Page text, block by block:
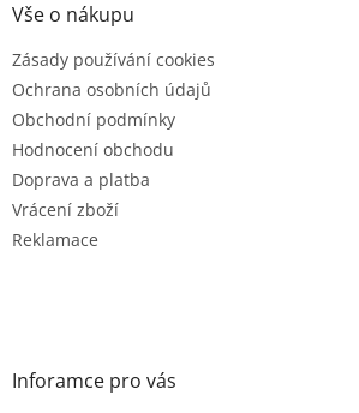
Vše o nákupu
Zásady používání cookies
Ochrana osobních údajů
Obchodní podmínky
Hodnocení obchodu
Doprava a platba
Vrácení zboží
Reklamace
Inforamce pro vás